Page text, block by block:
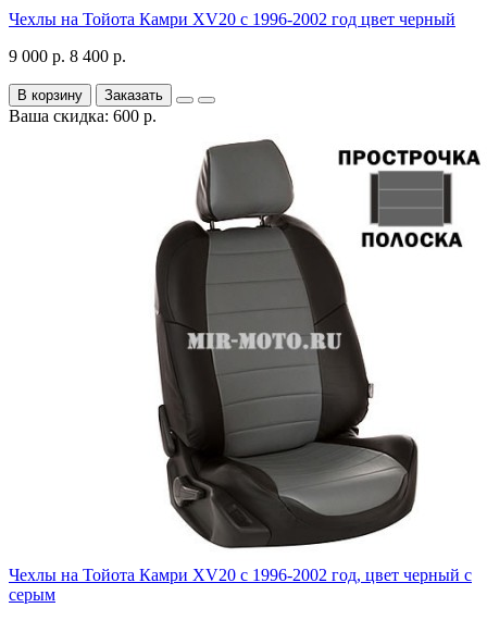
Чехлы на Тойота Камри XV20 с 1996-2002 год цвет черный
9 000 р. 8 400 р.
В корзину Заказать
Ваша скидка: 600 р.
Чехлы на Тойота Камри XV20 с 1996-2002 год, цвет черный с
серым